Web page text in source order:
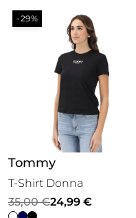
originale
era:
attuale
è:
-29%
Tommy
T-Shirt Donna
35,00€
Il
24,99 €
Il